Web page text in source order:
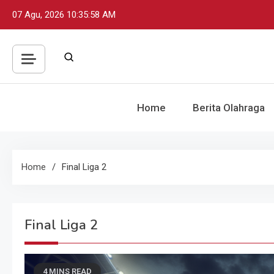
07 Agu, 2026 10:35:59 AM
Home Berita Olahraga
Home Final Liga 2
Final Liga 2
4 MINS READ